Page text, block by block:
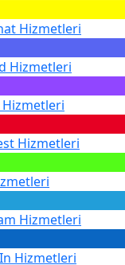
Hizmetleri
Hizmetleri
Hizmetleri
Hizmetleri
Hizmetleri
Hizmetleri